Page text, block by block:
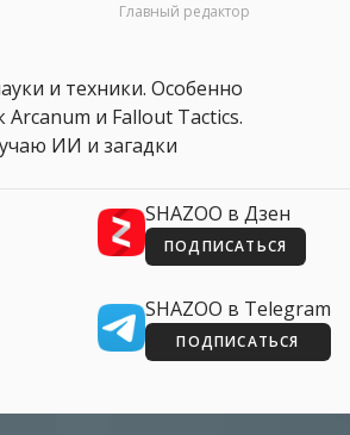
Главный редактор
и техники. Особенно
и Fallout Tactics.
ИИ и загадки
SHAZOO в Дзен
ПОДПИСАТЬСЯ
SHAZOO в Telegram
ПОДПИСАТЬСЯ